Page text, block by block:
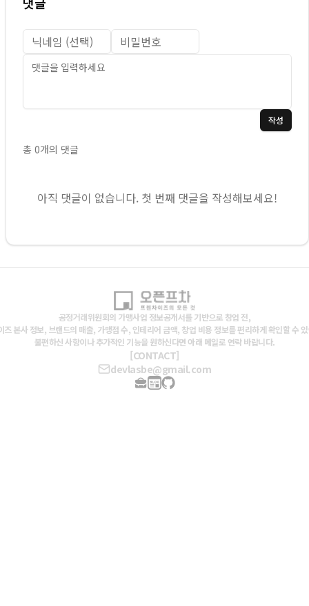
작성
총 0개의 댓글
아직 댓글이 없습니다. 첫 번째 댓글을 작성해보세요!
공정거래위원회의 가맹사업 정보공개서를 기반으로 창업 전,
즈 본사 정보, 브랜드의 매출, 가맹점 수, 인테리어 금액, 창업 비용 정보를 편리하게 확인할 수
불편하신 사항이나 추가적인 기능을 원하신다면 아래 메일로 연락 바랍니다.
[CONTACT]
devlasbe@gmail.com